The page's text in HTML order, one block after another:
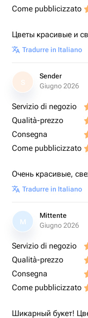
Come pubblicizzato
Цветы красивые и
Tradurre in Italiano
S
Sender
Giugno 2026
Servizio di negozio
Qualità-prezzo
Consegna
Come pubblicizzato
Очень красивые,
Tradurre in Italiano
M
Mittente
Giugno 2026
Servizio di negozio
Qualità-prezzo
Consegna
Come pubblicizzato
Шикарный букет!